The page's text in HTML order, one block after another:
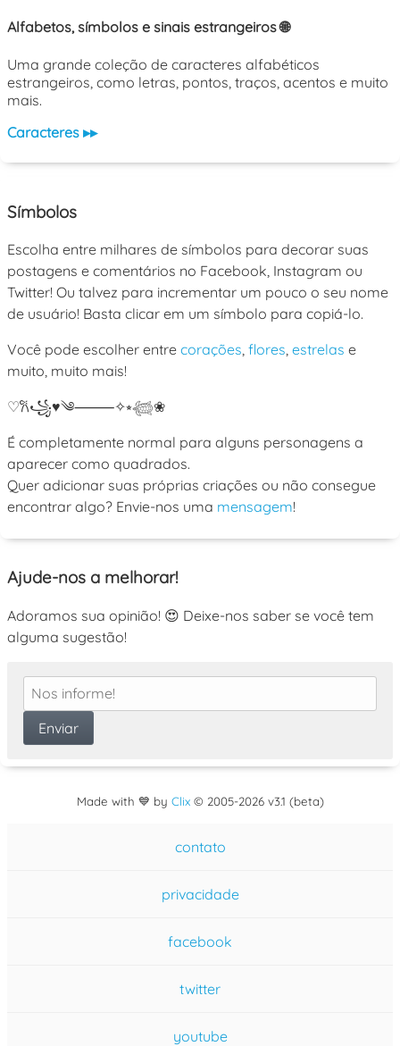
Alfabetos, símbolos e sinais estrangeiros 🌐
Uma grande coleção de caracteres alfabéticos
estrangeiros, como letras, pontos, traços, acentos e muito
mais.
Caracteres ▸▸
Símbolos
Escolha entre milhares de símbolos para decorar suas
postagens e comentários no Facebook, Instagram ou
Twitter! Ou talvez para incrementar um pouco o seu nome
de usuário! Basta clicar em um símbolo para copiá-lo.
Você pode escolher entre corações, flores, estrelas e
muito, muito mais!
♡𐙚꧁♥༄⸻✧⭒𓆉❀
É completamente normal para alguns personagens a
aparecer como quadrados.
Quer adicionar suas próprias criações ou não consegue
encontrar algo? Envie-nos uma mensagem!
Ajude-nos a melhorar!
Adoramos sua opinião! 😍 Deixe-nos saber se você tem
alguma sugestão!
Made with 💙 by Clix© 2005-2026 v3.1 (beta)
contato
privacidade
facebook
twitter
youtube